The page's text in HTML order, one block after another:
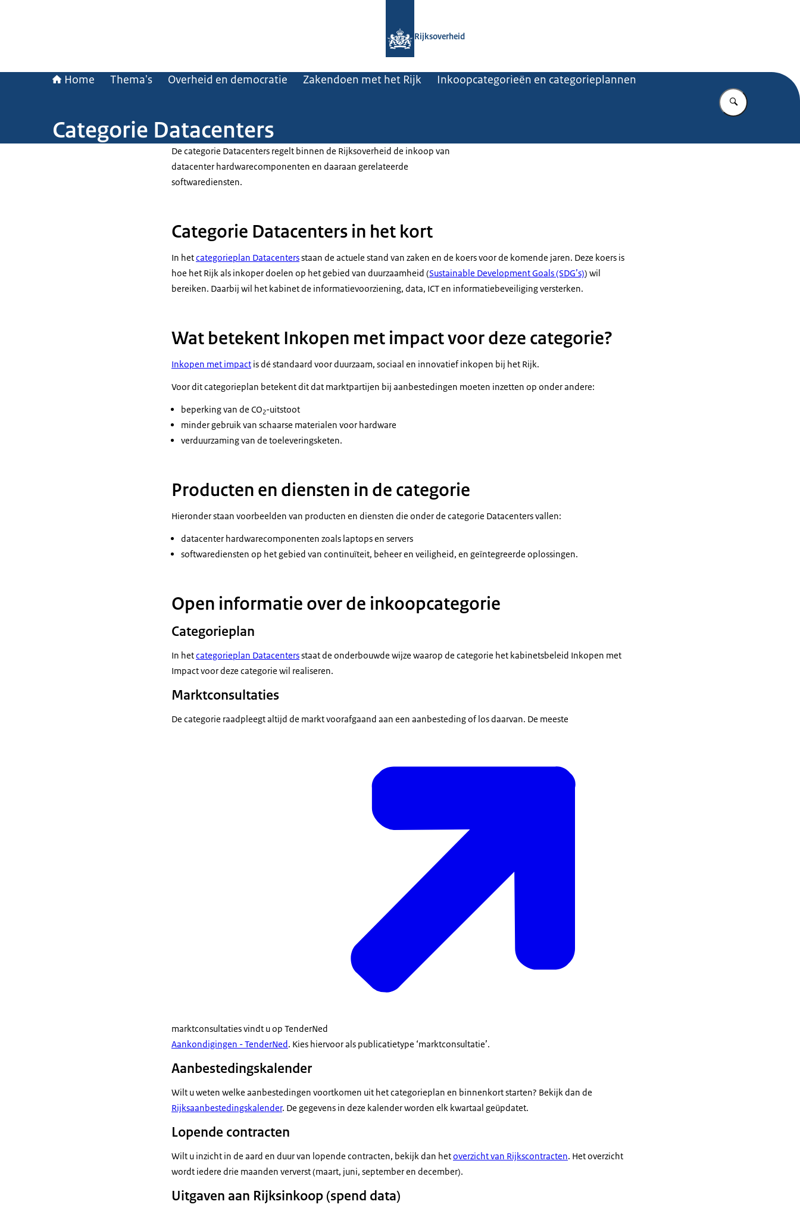
Rijksoverheid
Home Thema's Overheid en democratie Zakendoen met het Rijk Inkoopcategorieën en categorieplannen
Vul in wat u
Categorie Datacenters
De categorie Datacenters regelt binnen de Rijksoverheid de inkoop van
datacenter hardwarecomponenten en daaraan gerelateerde
softwarediensten.
Categorie Datacenters in het kort
In hetcategorieplan Datacentersstaan de actuele stand van zaken en de koers voor de komende jaren. Deze koers is
hoe het Rijk als inkoper doelen op het gebied van duurzaamheid (Sustainable Development Goals(SDG’s)) wil
bereiken. Daarbij wil het kabinet de informatievoorziening, data, ICT en informatiebeveiliging versterken.
Wat betekent Inkopen met impact voor deze categorie?
Inkopen met impact is dé standaard voor duurzaam, sociaal en innovatief inkopen bij het Rijk.
Voor dit categorieplan betekent dit dat marktpartijen bij aanbestedingen moeten inzetten op onder andere:
beperking van de CO2-uitstoot
minder gebruik van schaarse materialen voor hardware
verduurzaming van de toeleveringsketen.
Producten en diensten in de categorie
Hieronder staan voorbeelden van producten en diensten die onder de categorie Datacenters vallen:
datacenter hardwarecomponenten zoals laptops en servers
softwarediensten op het gebied van continuïteit, beheer en veiligheid, en geïntegreerde oplossingen.
Open informatie over de inkoopcategorie
Categorieplan
In hetcategorieplan Datacentersstaat de onderbouwde wijze waarop de categorie het kabinetsbeleid Inkopen met
Impact voor deze categorie wil realiseren.
Marktconsultaties
De categorie raadpleegt altijd de markt voorafgaand aan een aanbesteding of los daarvan. De meeste
marktconsultaties vindt u op TenderNed
Aankondigingen - TenderNed. Kies hiervoor als publicatietype ‘marktconsultatie’.
Aanbestedingskalender
Wilt u weten welke aanbestedingen voortkomen uit het categorieplan en binnenkort starten? Bekijk dan de
Rijksaanbestedingskalender. De gegevens in deze kalender worden elk kwartaal geüpdatet.
Lopende contracten
Wilt u inzicht in de aard en duur van lopende contracten, bekijk dan hetoverzicht van Rijkscontracten. Het overzicht
wordt iedere drie maanden ververst (maart, juni, september en december).
Uitgaven aan Rijksinkoop (spend data)